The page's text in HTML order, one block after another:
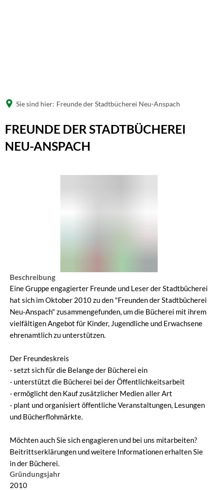
Sie sind hier: Freunde der Stadtbücherei Neu-Anspach
FREUNDE DER STADTBÜCHEREI
NEU-ANSPACH
Beschreibung
Eine Gruppe engagierter Freunde und Leser der Stadtbücherei
hat sich im Oktober 2010 zu den "Freunden der Stadtbücherei
Neu-Anspach" zusammengefunden, um die Bücherei mit ihrem
vielfältigen Angebot für Kinder, Jugendliche und Erwachsene
ehrenamtlich zu unterstützen.
Der Freundeskreis
- setzt sich für die Belange der Bücherei ein
- unterstützt die Bücherei bei der Öffentlichkeitsarbeit
- ermöglicht den Kauf zusätzlicher Medien aller Art
- plant und organisiert öffentliche Veranstaltungen, Lesungen
und Bücherflohmärkte.
Möchten auch Sie sich engagieren und bei uns mitarbeiten?
Beitrittserklärungen und weitere Informationen erhalten Sie
in der Bücherei.
Gründungsjahr
2010